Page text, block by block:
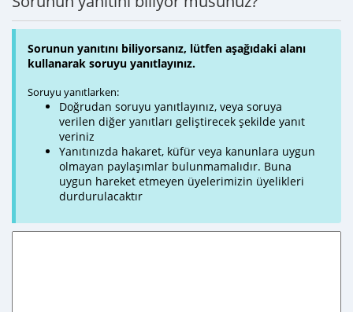
Sorunun yanıtını biliyorsanız, lütfen aşağıdaki alanı
kullanarak soruyu yanıtlayınız.
Soruyu yanıtlarken:
Doğrudan soruyu yanıtlayınız, veya soruya
verilen diğer yanıtları geliştirecek şekilde yanıt
veriniz
Yanıtınızda hakaret, küfür veya kanunlara uygun
olmayan paylaşımlar bulunmamalıdır. Buna
uygun hareket etmeyen üyelerimizin üyelikleri
durdurulacaktır